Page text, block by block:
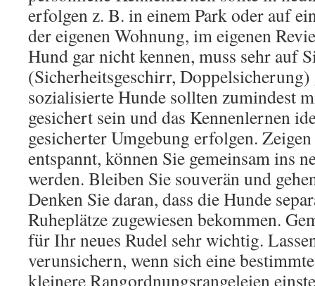
erfolgen z. B. in einem Park oder auf
der eigenen Wohnung, im eigenen
Hund gar nicht kennen, muss sehr auf
(Sicherheitsgeschirr, Doppelsicherung)
sozialisierte Hunde sollten zumindest
gesichert sein und das Kennenlernen
gesicherter Umgebung erfolgen.
entspannt, können Sie gemeinsam ins
werden. Bleiben Sie souverän und
Denken Sie daran, dass die Hunde
Ruheplätze zugewiesen bekommen.
für Ihr neues Rudel sehr wichtig.
verunsichern, wenn sich eine
kleinere Rangordnungsrangeleien